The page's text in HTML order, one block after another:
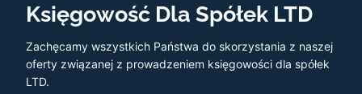
Księgowość Dla Spółek LTD
Zachęcamy wszystkich Państwa do skorzystania z naszej
oferty związanej z prowadzeniem księgowości dla spółek
LTD.